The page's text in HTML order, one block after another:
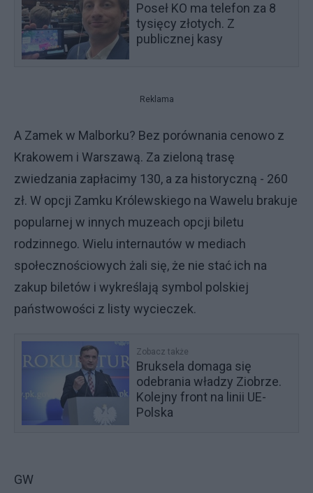
Poseł KO ma telefon za 8
tysięcy złotych. Z
publicznej kasy
Reklama
A Zamek w Malborku? Bez porównania cenowo z
Krakowem i Warszawą. Za zieloną trasę
zwiedzania zapłacimy 130, a za historyczną - 260
zł. W opcji Zamku Królewskiego na Wawelu brakuje
popularnej w innych muzeach opcji biletu
rodzinnego. Wielu internautów w mediach
społecznościowych żali się, że nie stać ich na
zakup biletów i wykreślają symbol polskiej
państwowości z listy wycieczek.
Zobacz także
Bruksela domaga się
odebrania władzy Ziobrze.
Kolejny front na linii UE-
Polska
GW